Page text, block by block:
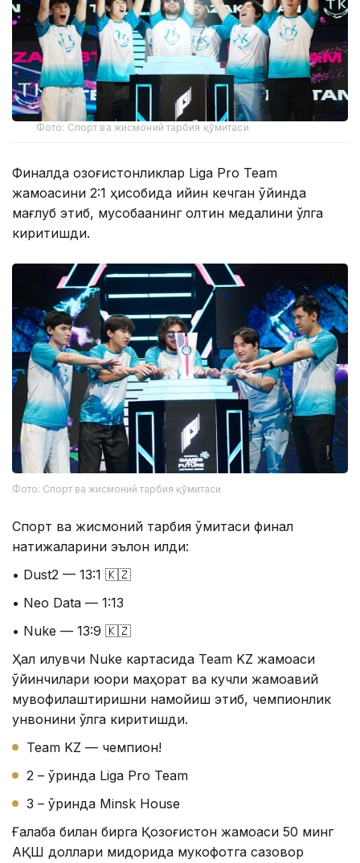
Фото: Спорт ва жисмоний тарбия қўмитаси
Финалда қозоғистонликлар Liga Pro Team
жамоасини 2:1 ҳисобида қийин кечган ўйинда
мағлуб этиб, мусобақанинг олтин медалини қўлга
киритишди.
Фото: Спорт ва жисмоний тарбия қўмитаси
Спорт ва жисмоний тарбия қўмитаси финал
натижаларини эълон қилди:
• Dust2 — 13:1 🇰🇿
• Neo Data — 1:13
• Nuke — 13:9 🇰🇿
Ҳал қилувчи Nuke картасида Team KZ жамоаси
ўйинчилари юқори маҳорат ва кучли жамоавий
мувофиқлаштиришни намойиш этиб, чемпионлик
унвонини қўлга киритишди.
Team KZ — чемпион!
2 – ўринда Liga Pro Team
3 – ўринда Minsk House
Ғалаба билан бирга Қозоғистон жамоаси 50 минг
АҚШ доллари миқдорида мукофотга сазовор